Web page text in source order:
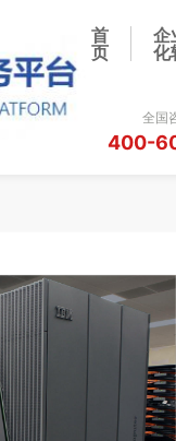
首
页
企
化
全国
400-